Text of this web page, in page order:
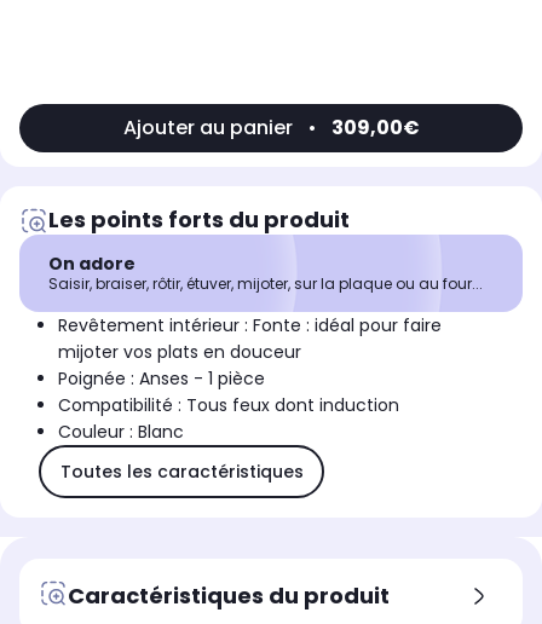
Ajouter au panier • 309,00€
Les points forts du produit
On adore
Saisir, braiser, rôtir, étuver, mijoter, sur la plaque ou au four...
Revêtement intérieur : Fonte : idéal pour faire
mijoter vos plats en douceur
Poignée : Anses - 1 pièce
Compatibilité : Tous feux dont induction
Couleur : Blanc
Toutes les caractéristiques
Caractéristiques du produit